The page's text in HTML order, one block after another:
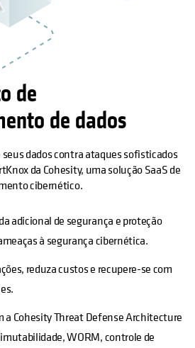
de
de dados
dados contra ataques sofisticados
da Cohesity, uma solução SaaS de
cibernético.
adicional de segurança e proteção
à segurança cibernética.
reduza custos e recupere-se com
a Cohesity Threat Defense Architecture
WORM, controle de